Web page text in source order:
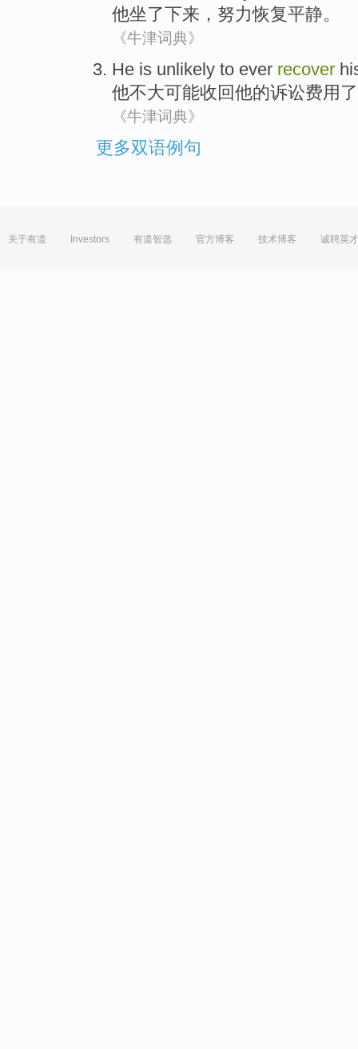
他坐了下来 ， 努力恢复平静。
《牛津词典》
He is unlikely to ever recover
他不大可能收回他的诉讼费用
《牛津词典》
更多双语例句
关于有道 Investors 有道智选 官方博客 技术博客 诚聘英才